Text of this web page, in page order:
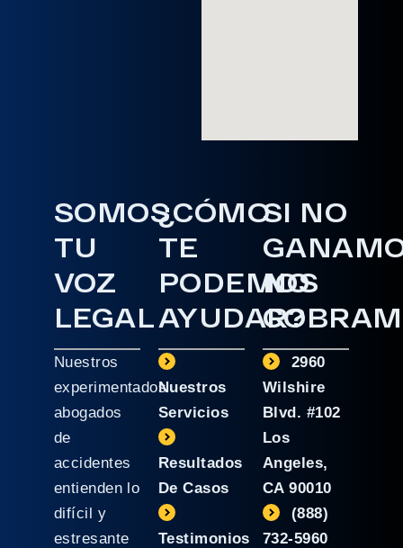
SOMOS
TU
VOZ
LEGAL
Nuestros
experimentados
abogados
de
accidentes
entienden lo
difícil y
estresante
¿CÓMO
TE
PODEMOS
AYUDAR?
Nuestros
Servicios
Resultados
De Casos
Testimonios
SI NO
NO
2960
Wilshire
Blvd. #102
Los
Angeles,
CA 90010
(888)
732-5960